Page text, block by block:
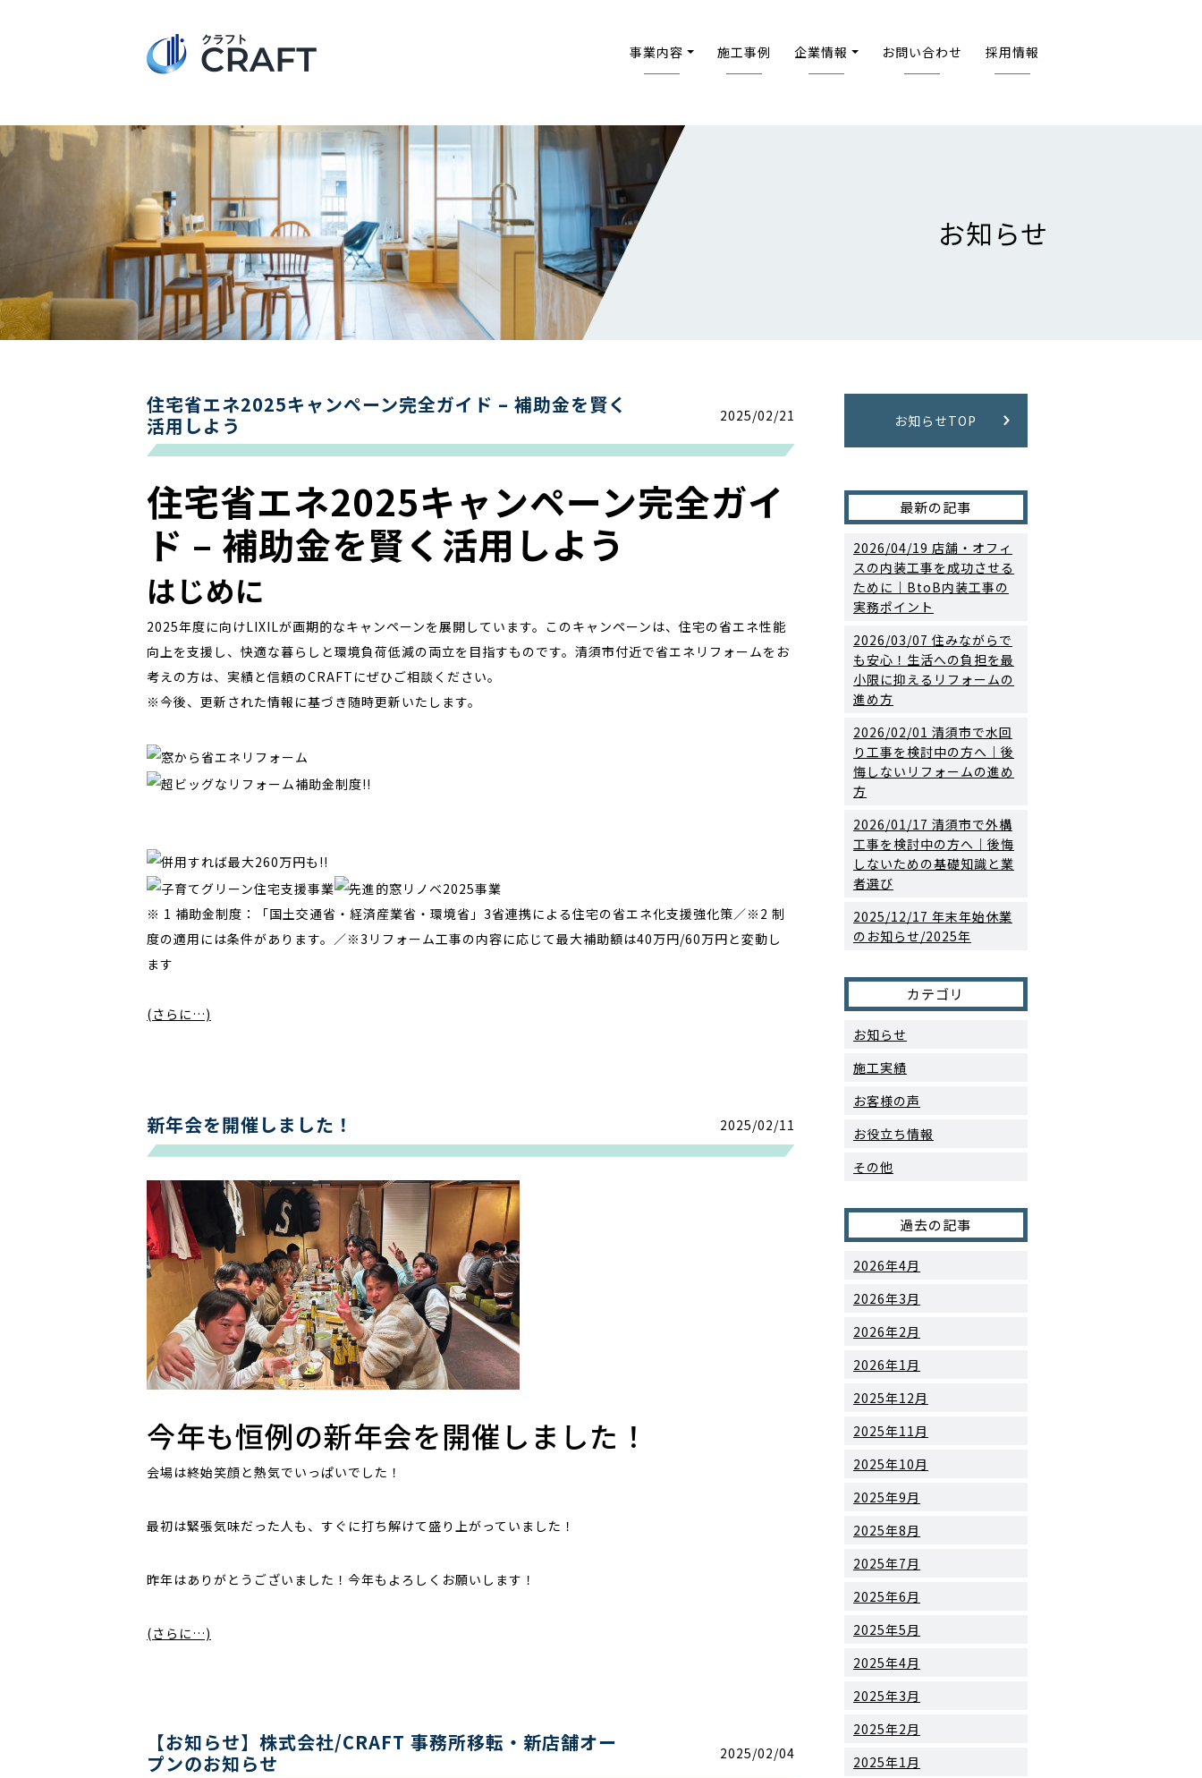
事業内容 施工事例 企業情報 お問い合わせ 採用情報
お知らせ
住宅省エネ2025キャンペーン完全ガイド – 補助金を賢く
活用しよう
2025/02/21
住宅省エネ2025キャンペーン完全ガイ
ド – 補助金を賢く活用しよう
はじめに
2025年度に向けLIXILが画期的なキャンペーンを展開しています。このキャンペーンは、住宅の省エネ性能
向上を支援し、快適な暮らしと環境負荷低減の両立を目指すものです。清須市付近で省エネリフォームをお
考えの方は、実績と信頼のCRAFTにぜひご相談ください。
※今後、更新された情報に基づき随時更新いたします。
※ 1 補助金制度：「国土交通省・経済産業省・環境省」3省連携による住宅の省エネ化支援強化策／※2 制
度の適用には条件があります。／※3リフォーム工事の内容に応じて最大補助額は40万円/60万円と変動し
ます
(さらに…)
新年会を開催しました！ 2025/02/11
今年も恒例の新年会を開催しました！
会場は終始笑顔と熱気でいっぱいでした！
最初は緊張気味だった人も、すぐに打ち解けて盛り上がっていました！
昨年はありがとうございました！今年もよろしくお願いします！
(さらに…)
【お知らせ】株式会社/CRAFT 事務所移転・新店舗オー
プンのお知らせ
2025/02/04
お知らせTOP
最新の記事
2026/04/19 店舗・オフィ
スの内装工事を成功させる
ために｜BtoB内装工事の
実務ポイント
2026/03/07 住みながらで
も安心！生活への負担を最
小限に抑えるリフォームの
進め方
2026/02/01 清須市で水回
り工事を検討中の方へ｜後
悔しないリフォームの進め
方
2026/01/17 清須市で外構
工事を検討中の方へ｜後悔
しないための基礎知識と業
者選び
2025/12/17 年末年始休業
のお知らせ/2025年
カテゴリ
お知らせ
施工実績
お客様の声
お役立ち情報
その他
過去の記事
2026年4月
2026年3月
2026年2月
2026年1月
2025年12月
2025年11月
2025年10月
2025年9月
2025年8月
2025年7月
2025年6月
2025年5月
2025年4月
2025年3月
2025年2月
2025年1月